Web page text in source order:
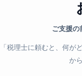
ご支援の
「税理士に頼むと、何が
か